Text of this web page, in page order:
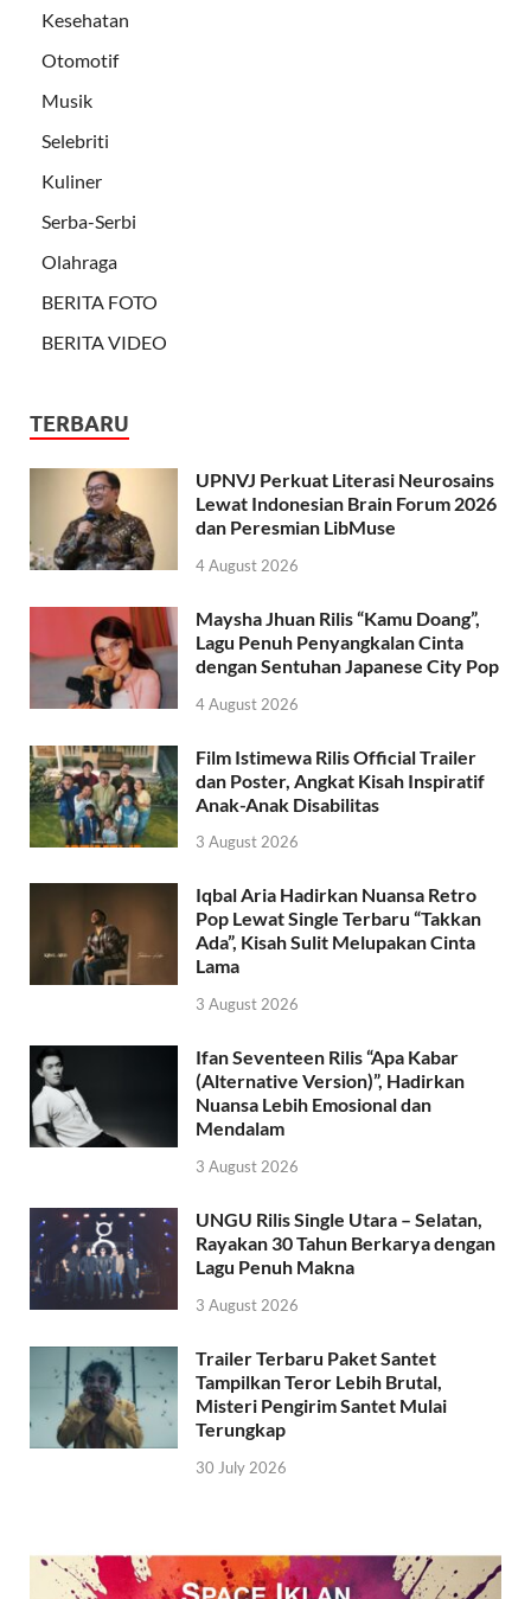
Kesehatan
Otomotif
Musik
Selebriti
Kuliner
Serba-Serbi
Olahraga
BERITA FOTO
BERITA VIDEO
TERBARU
UPNVJ Perkuat Literasi Neurosains
Lewat Indonesian Brain Forum 2026
dan Peresmian LibMuse
4 August 2026
Maysha Jhuan Rilis “Kamu Doang”,
Lagu Penuh Penyangkalan Cinta
dengan Sentuhan Japanese City Pop
4 August 2026
Film Istimewa Rilis Official Trailer
dan Poster, Angkat Kisah Inspiratif
Anak-Anak Disabilitas
3 August 2026
Iqbal Aria Hadirkan Nuansa Retro
Pop Lewat Single Terbaru “Takkan
Ada”, Kisah Sulit Melupakan Cinta
Lama
3 August 2026
Ifan Seventeen Rilis “Apa Kabar
(Alternative Version)”, Hadirkan
Nuansa Lebih Emosional dan
Mendalam
3 August 2026
UNGU Rilis Single Utara – Selatan,
Rayakan 30 Tahun Berkarya dengan
Lagu Penuh Makna
3 August 2026
Trailer Terbaru Paket Santet
Tampilkan Teror Lebih Brutal,
Misteri Pengirim Santet Mulai
Terungkap
30 July 2026